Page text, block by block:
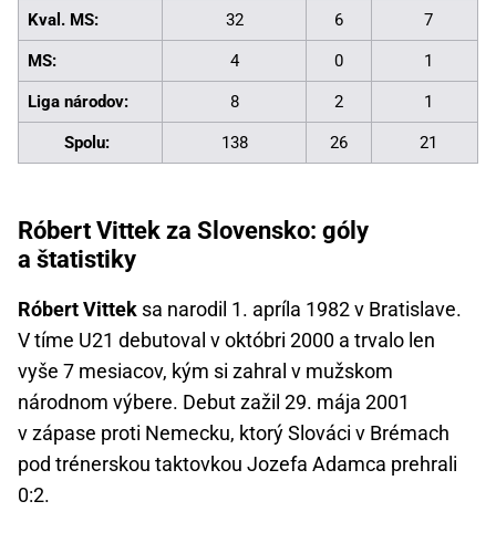
Kval. MS: 32 6 7
MS: 4 0 1
Liga národov: 8 2 1
Spolu: 138 26 21
Róbert Vittek za Slovensko: góly
a štatistiky
Róbert Vittek sa narodil 1. apríla 1982 v Bratislave.
V tíme U21 debutoval v októbri 2000 a trvalo len
vyše 7 mesiacov, kým si zahral v mužskom
národnom výbere. Debut zažil 29. mája 2001
v zápase proti Nemecku, ktorý Slováci v Brémach
pod trénerskou taktovkou Jozefa Adamca prehrali
0:2.